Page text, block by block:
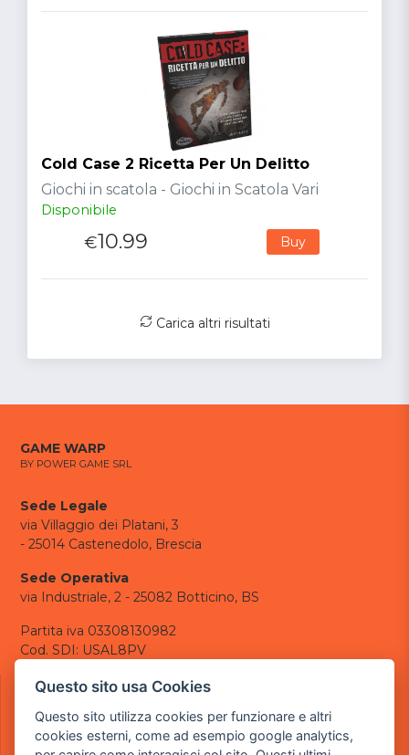
Cold Case 2 Ricetta Per Un Delitto
Giochi in scatola - Giochi in Scatola Vari
Disponibile
€10.99 Buy
Carica altri risultati
GAME WARP
BY POWER GAME SRL
Sede Legale
via Villaggio dei Platani, 3
- 25014 Castenedolo, Brescia
Sede Operativa
via Industriale, 2 - 25082 Botticino, BS
Partita iva 03308130982
Cod. SDI: USAL8PV
CONTATTI
tel.: +39 030 376 2377
tel.: +39 030 336 6259
Questo sito usa Cookies
Questo sito utilizza cookies per funzionare e altri
cookies esterni, come ad esempio google analytics,